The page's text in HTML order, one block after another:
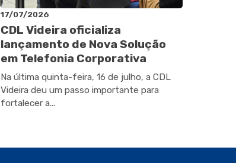
17/07/2026
CDL Videira oficializa
lançamento de Nova Solução
em Telefonia Corporativa
Na última quinta-feira, 16 de julho, a CDL
Videira deu um passo importante para
fortalecer a...